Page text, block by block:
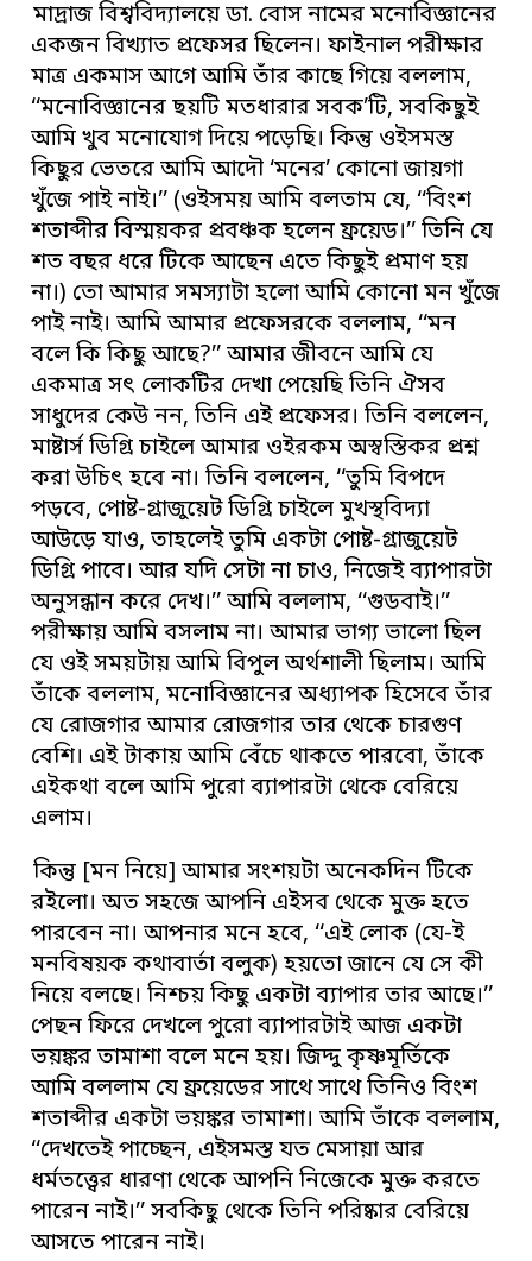
মাদ্রাজ বিশ্ববিদ্যালয়ে ডা. বোস নামের মনোবিজ্ঞানের
একজন বিখ্যাত প্রফেসর ছিলেন। ফাইনাল পরীক্ষার
মাত্র একমাস আগে আমি তাঁর কাছে গিয়ে বললাম,
‘‘মনোবিজ্ঞানের ছয়টি মতধারার সবক’টি, সবকিছুই
আমি খুব মনোযোগ দিয়ে পড়েছি। কিন্তু ওইসমস্ত
কিছুর ভেতরে আমি আদৌ ‘মনের’ কোনো জায়গা
খুঁজে পাই নাই।’’ (ওইসময় আমি বলতাম যে, ‘‘বিংশ
শতাব্দীর বিস্ময়কর প্রবঞ্চক হলেন ফ্রয়েড।’’ তিনি যে
শত বছর ধরে টিকে আছেন এতে কিছুই প্রমাণ হয়
না।) তো আমার সমস্যাটা হলো আমি কোনো মন খুঁজে
পাই নাই। আমি আমার প্রফেসরকে বললাম, ‘‘মন
বলে কি কিছু আছে?’’ আমার জীবনে আমি যে
একমাত্র সৎ লোকটির দেখা পেয়েছি তিনি ঐসব
সাধুদের কেউ নন, তিনি এই প্রফেসর। তিনি বললেন,
মাষ্টার্স ডিগ্রি চাইলে আমার ওইরকম অস্বস্তিকর প্রশ্ন
করা উচিৎ হবে না। তিনি বললেন, ‘‘তুমি বিপদে
পড়বে, পোষ্ট-গ্রাজুয়েট ডিগ্রি চাইলে মুখস্থবিদ্যা
আউড়ে যাও, তাহলেই তুমি একটা পোষ্ট-গ্রাজুয়েট
ডিগ্রি পাবে। আর যদি সেটা না চাও, নিজেই ব্যাপারটা
অনুসন্ধান করে দেখ।’’ আমি বললাম, ‘‘গুডবাই।’’
পরীক্ষায় আমি বসলাম না। আমার ভাগ্য ভালো ছিল
যে ওই সময়টায় আমি বিপুল অর্থশালী ছিলাম। আমি
তাঁকে বললাম, মনোবিজ্ঞানের অধ্যাপক হিসেবে তাঁর
যে রোজগার আমার রোজগার তার থেকে চারগুণ
বেশি। এই টাকায় আমি বেঁচে থাকতে পারবো, তাঁকে
এইকথা বলে আমি পুরো ব্যাপারটা থেকে বেরিয়ে
এলাম।
কিন্তু [মন নিয়ে] আমার সংশয়টা অনেকদিন টিকে
রইলো। অত সহজে আপনি এইসব থেকে মুক্ত হতে
পারবেন না। আপনার মনে হবে, ‘‘এই লোক (যে-ই
মনবিষয়ক কথাবার্তা বলুক) হয়তো জানে যে সে কী
নিয়ে বলছে। নিশ্চয় কিছু একটা ব্যাপার তার আছে।’’
পেছন ফিরে দেখলে পুরো ব্যাপারটাই আজ একটা
ভয়ঙ্কর তামাশা বলে মনে হয়। জিদ্দু কৃষ্ণমূর্তিকে
আমি বললাম যে ফ্রয়েডের সাথে সাথে তিনিও বিংশ
শতাব্দীর একটা ভয়ঙ্কর তামাশা। আমি তাঁকে বললাম,
‘‘দেখতেই পাচ্ছেন, এইসমস্ত যত মেসায়া আর
ধর্মতত্ত্বের ধারণা থেকে আপনি নিজেকে মুক্ত করতে
পারেন নাই।’’ সবকিছু থেকে তিনি পরিষ্কার বেরিয়ে
আসতে পারেন নাই।